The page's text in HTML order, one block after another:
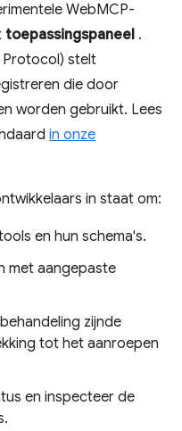
WebMCP-
toepassingspaneel .
Protocol) stelt
die door
worden gebruikt. Lees
in onze
in staat om:
en hun schema's.
met aangepaste
zijnde
tot het aanroepen
en inspecteer de